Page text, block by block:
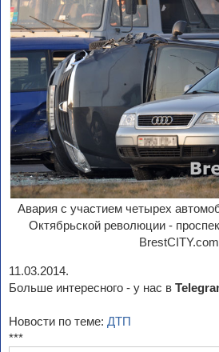
Авария с участием четырех
Октябрьской революции -
BrestCITY.com
11.03.2014.
Больше интересного - у нас в
Новости по теме: ДТП
***